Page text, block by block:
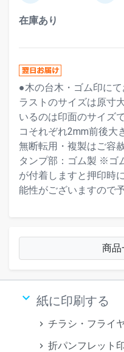
在庫あり
●木の台木・ゴム印に
ラストのサイズは原寸
いるのは印面のサイズ
コそれぞれ2mm前後大
無断転用・複製はご容
タンプ部：ゴム製 ※ゴ
が付着しますと押印時
能性がございますので
商品
keyboard_arrow_down 紙に印刷する
チラシ・フライ
折パンフレット